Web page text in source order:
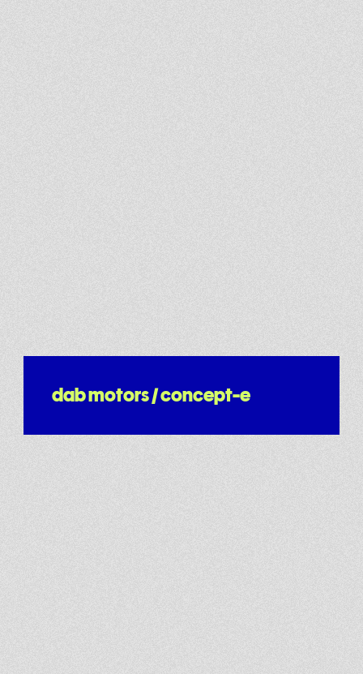
dab motors / concept-e